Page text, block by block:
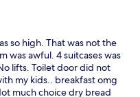
so high. That was not the
was awful. 4 suitcases was
lifts. Toilet door did not
my kids.. breakfast omg
much choice dry bread